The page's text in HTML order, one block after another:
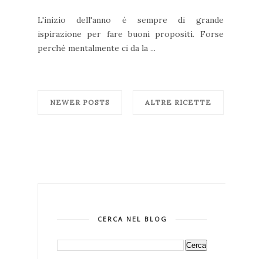
L'inizio dell'anno è sempre di grande
ispirazione per fare buoni propositi. Forse
perché mentalmente ci da la ...
NEWER POSTS ALTRE RICETTE
CERCA NEL BLOG